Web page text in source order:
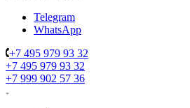
Telegram
WhatsApp
+7 495 979 93 32
+7 495 979 93 32
+7 999 902 57 36